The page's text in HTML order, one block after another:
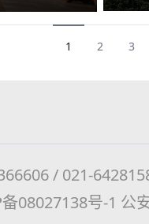
1 2 3
/ 021-
08027138号-1 公